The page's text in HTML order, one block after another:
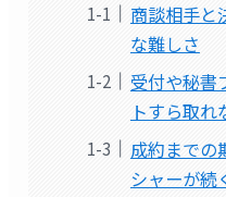
商談相手と
な難しさ
受付や秘書
トすら取れ
成約までの
シャーが続